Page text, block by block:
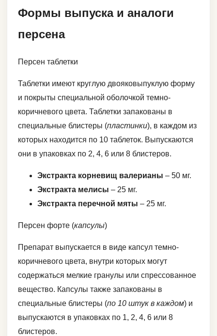
Формы выпуска и аналоги
персена
Персен таблетки
Таблетки имеют круглую двояковыпуклую форму
и покрыты специальной оболочкой темно-
коричневого цвета. Таблетки запакованы в
специальные блистеры (пластинки), в каждом из
которых находится по 10 таблеток. Выпускаются
они в упаковках по 2, 4, 6 или 8 блистеров.
Экстракта корневищ валерианы – 50 мг.
Экстракта мелисы – 25 мг.
Экстракта перечной мяты – 25 мг.
Персен форте (капсулы)
Препарат выпускается в виде капсул темно-
коричневого цвета, внутри которых могут
содержаться мелкие гранулы или спрессованное
вещество. Капсулы также запакованы в
специальные блистеры (по 10 штук в каждом) и
выпускаются в упаковках по 1, 2, 4, 6 или 8
блистеров.